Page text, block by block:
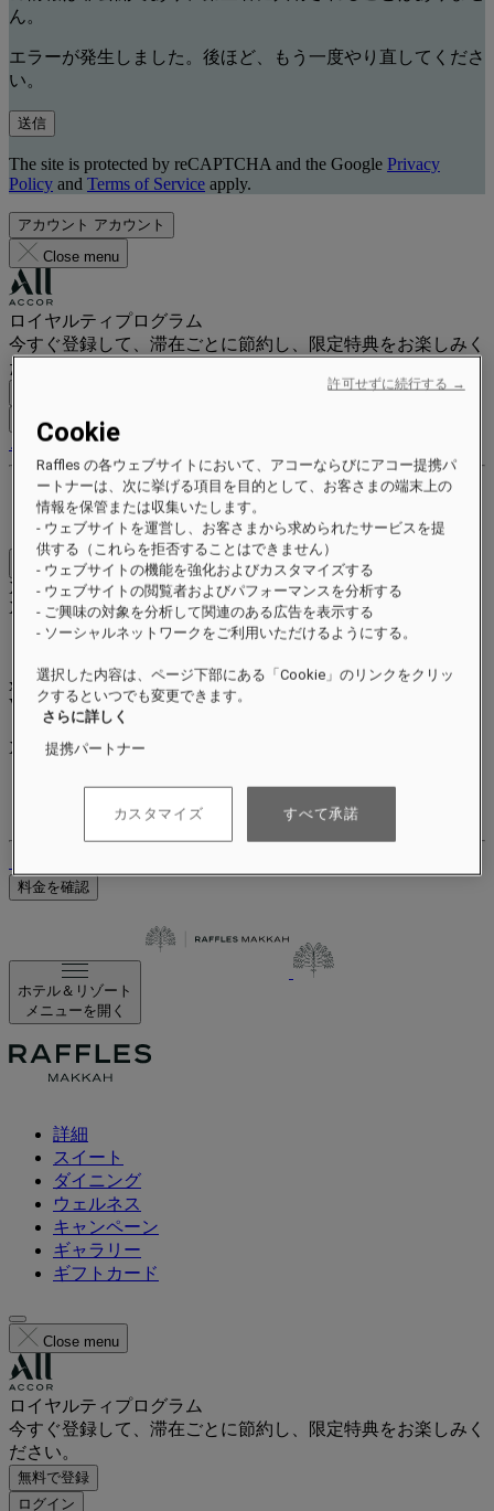
ん。
エラーが発生しました。後ほど、もう一度やり直してくださ
い。
送信
The site is protected by reCAPTCHA and the Google Privacy
Policy and Terms of Service apply.
アカウント アカウント
Close menu
ロイヤルティプログラム
今すぐ登録して、滞在ごとに節約し、限定特典をお楽しみく
ださい。
ログイン
ご予約
特典とステータス
ポイントを獲得して交換する
Close menu
Xxxx Xxxxxxxxx
XXXXXX X XXXXXXXX X
xxxxxxxx
Valid untilxx/xx/xxxx
リワードポイント
XXXpts
ロイヤルティアカウント
料金を確認
ホテル＆リゾート
メニューを開く
詳細
スイート
ダイニング
ウェルネス
キャンペーン
ギャラリー
ギフトカード
Close menu
ロイヤルティプログラム
今すぐ登録して、滞在ごとに節約し、限定特典をお楽しみく
ださい。
無料で登録
ログイン
Cookie
Raffles の各ウェブサイトにおいて、アコーならびにアコー提携パ
ートナーは、次に挙げる項目を目的として、お客さまの端末上の
情報を保管または収集いたします。
- ウェブサイトを運営し、お客さまから求められたサービスを提
供する（これらを拒否することはできません）
- ウェブサイトの機能を強化およびカスタマイズする
- ウェブサイトの閲覧者およびパフォーマンスを分析する
- ご興味の対象を分析して関連のある広告を表示する
- ソーシャルネットワークをご利用いただけるようにする。
選択した内容は、ページ下部にある「Cookie」のリンクをクリッ
クするといつでも変更できます。
さらに詳しく
提携パートナー
カスタマイズ すべて承諾
許可せずに続行する →